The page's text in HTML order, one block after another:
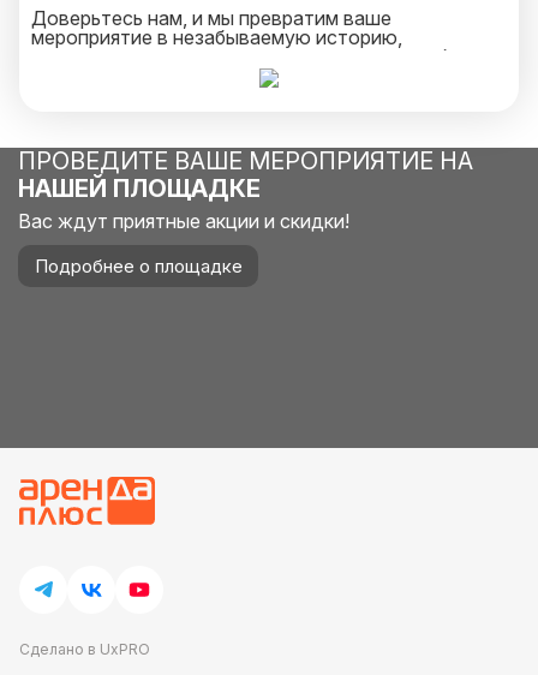
Доверьтесь нам, и мы превратим ваше
мероприятие в незабываемую историю,
наполненную красочными моментами и улыбками.
Сделайте ваше событие особенным с нашей
арендой камуфляжной фотозоны - и оставьте
ПРОВЕДИТЕ ВАШЕ МЕРОПРИЯТИЕ НА
НАШЕЙ ПЛОЩАДКЕ
Вас ждут приятные акции и скидки!
Подробнее о площадке
Сделано в UxPRO